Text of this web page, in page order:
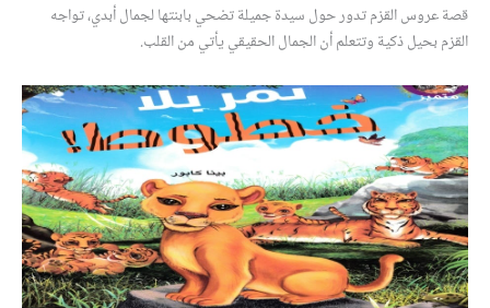
قصة عروس القزم تدور حول سيدة جميلة تضحي بابنتها لجمال أبدي، تواجه
القزم بحيل ذكية وتتعلم أن الجمال الحقيقي يأتي من القلب.